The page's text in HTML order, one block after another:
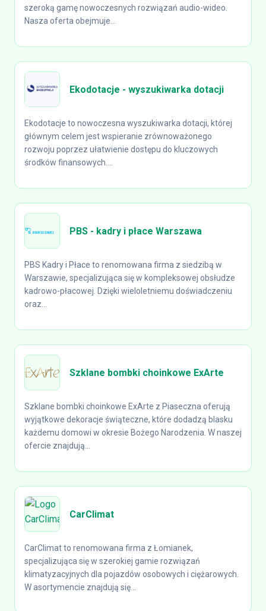
szeroką gamę nowoczesnych rozwiązań audio-wideo.
Nasza oferta obejmuje...
Ekodotacje - wyszukiwarka dotacji
Ekodotacje to nowoczesna wyszukiwarka dotacji, której
głównym celem jest wspieranie zrównoważonego
rozwoju poprzez ułatwienie dostępu do kluczowych
środków finansowych....
PBS - kadry i płace Warszawa
PBS Kadry i Płace to renomowana firma z siedzibą w
Warszawie, specjalizująca się w kompleksowej obsłudze
kadrowo-płacowej. Dzięki wieloletniemu doświadczeniu
oraz...
Szklane bombki choinkowe ExArte
Szklane bombki choinkowe ExArte z Piaseczna oferują
wyjątkowe dekoracje świąteczne, które dodadzą blasku
każdemu domowi w okresie Bożego Narodzenia. W naszej
ofercie znajdują...
CarClimat
CarClimat to renomowana firma z Łomianek,
specjalizująca się w szerokiej gamie rozwiązań
klimatyzacyjnych dla pojazdów osobowych i ciężarowych.
W asortymencie znajdują się...